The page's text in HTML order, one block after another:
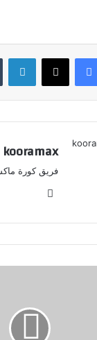
فيسبوك لينكدإن
kooramax
فريق كورة
الوي
ب